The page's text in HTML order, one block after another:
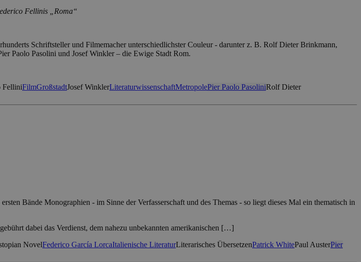
Fellinis „Roma“
Schriftsteller und Filmemacher unterschiedlichster Couleur - darunter z. B. Rolf Dieter Brinkmann,
Paolo Pasolini und Josef Winkler – die Ewige Stadt Rom.
FelliniFilmGroßstadtJosef WinklerLiteraturwissenschaftMetropolePier Paolo PasoliniRolf Dieter
Bände Monographien - im Sinne der Verfasserschaft und des Themas - so liegt dieses Mal ein thematisch in
dabei das Verdienst, dem nahezu unbekannten amerikanischen […]
NovelFederico García LorcaItalienische LiteraturLiterarisches ÜbersetzenPatrick WhitePaul AusterPier